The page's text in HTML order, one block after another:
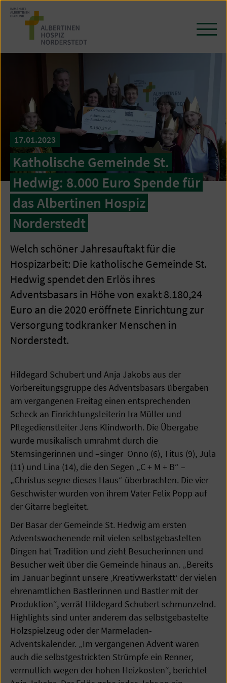
Zum
Seiteninhalt
springen
/
17.01.2023
Katholische Gemeinde St.
Hedwig: 8.000 Euro Spende für
das Albertinen Hospiz
Norderstedt
Welch schöner Jahresauftakt für die
Hospizarbeit: Die katholische Gemeinde St.
Hedwig spendet den Erlös ihres
Adventsbasars in Höhe von exakt 8.180,24
Euro an die 2020 eröffnete Einrichtung zur
Versorgung todkranker Menschen in
Norderstedt.
Hildegard Schubert und Anja Jakobs aus der
Vorbereitungsgruppe des Adventsbasars übergaben
am vergangenen Freitag einen entsprechenden
Scheck an Einrichtungsleiterin Ira Müller und
Pflegedienstleiter Jens Klindworth. Die Übergabe
wurde musikalisch umrahmt durch die
Sternsingerinnen und –singer Onno (6), Titus (9), Jula
(11) und Lina (14), die den Segen „C + M + B“ –
„Christus segne dieses Haus“ überbrachten. Die vier
Geschwister wurden von ihrem Vater Felix Popp auf
der Gitarre begleitet.
Der Basar der Gemeinde St. Hedwig am ersten
Adventswochenende mit vielen selbstgebastelten
Dingen hat Tradition und zieht Besucherinnen und
Besucher weit über die Gemeinde hinaus an. „Bereits
im Januar beginnt unsere ‚Kreativwerkstatt‘ der vielen
ehrenamtlichen Bastlerinnen und Bastler mit der
Produktion“, verrät Hildegard Schubert schmunzelnd.
Highlights sind unter anderem das selbstgebastelte
Holzspielzeug oder der Marmeladen-
Adventskalender. „Im vergangenen Advent waren
auch die selbstgestrickten Strümpfe ein Renner,
vermutlich wegen der hohen Heizkosten“, berichtet